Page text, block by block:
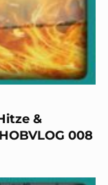
&
008